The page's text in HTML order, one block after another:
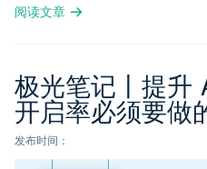
阅读文章
极光笔记丨提升
开启率必须要做
发布时间：